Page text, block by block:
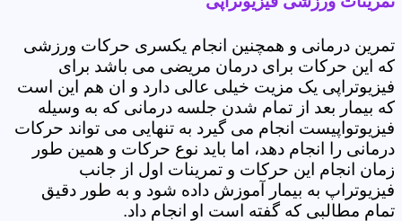
تمرین درمانی و همچنین انجام یکسری حرکات ورزشی
که این حرکات برای درمان مریضی می باشد برای
فیزیوتراپی یک مزیت خیلی عالی دارد و ان هم این است
که بیمار بعد از تمام شدن جلسه درمانی که به وسیله
فیزیوتواپیست انجام می گیرد به تنهایی می تواند حرکات
درمانی را انجام دهد، اما باید نوع حرکات و همین طور
زمان انجام این حرکات و تمرینات اول از جانب
فیزیوتراپ به بیمار آموزش داده شود و به طور دقیق
تمام مطالبی که گفته است او انجام داد.